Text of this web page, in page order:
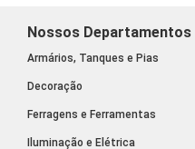
Nossos Departamentos
Armários, Tanques e Pias
Decoração
Ferragens e Ferramentas
Iluminação e Elétrica